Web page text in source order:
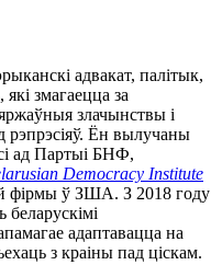
адвакат, палітык,
які змагаецца за
злачынствы і
рэпрэсіяў. Ён вылучаны
ад Партыі БНФ,
Democracy Institute
фірмы ў ЗША. З 2018 году
адаптавацца на
з краіны пад ціскам.